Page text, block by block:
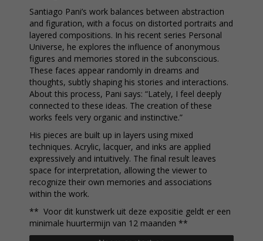
Santiago Pani’s work balances between abstraction
and figuration, with a focus on distorted portraits and
layered compositions. In his recent series Personal
Universe, he explores the influence of anonymous
figures and memories stored in the subconscious.
These faces appear randomly in dreams and
thoughts, subtly shaping his stories and interactions.
About this process, Pani says: “Lately, I feel deeply
connected to these ideas. The creation of these
works feels very organic and instinctive.”
His pieces are built up in layers using mixed
techniques. Acrylic, lacquer, and inks are applied
expressively and intuitively. The final result leaves
space for interpretation, allowing the viewer to
recognize their own memories and associations
within the work.
** Voor dit kunstwerk uit deze expositie geldt er een
minimale huurtermijn van 12 maanden **